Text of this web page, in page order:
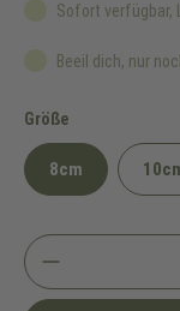
Sofort verfügbar,
Beeil dich, nur
Größeauswählen
8cm